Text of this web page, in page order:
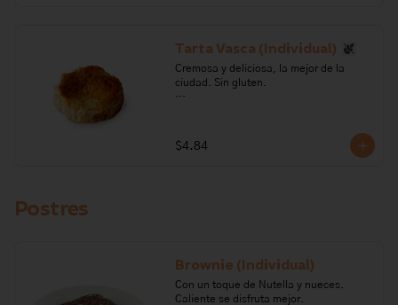
Tarta Vasca (Individual)
Cremosa y deliciosa, la mejor de la
ciudad. Sin gluten.
Alérgenos: leche, lactosa, soya.
$4.84
Postres
Brownie (Individual)
Con un toque de Nutella y nueces.
Caliente se disfruta mejor.